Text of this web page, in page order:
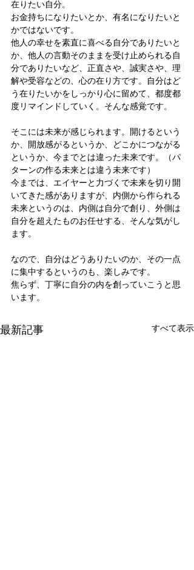
在りたい自分。
お金持ちになりたいとか、有名になりたいと
かではないです。
他人の幸せを素直に喜べる自分でありたいと
か、他人の言動そのままを受け止められる自
分でありたいなど、正直さや、誠実さや、理
解や受容などの、心の在り方です。自分はど
う在りたいかをしっかり心に留めて、都度都
度リマインドしていく。そんな感覚です。
そこには未来が感じられます。開けるという
か、開放感がるというか、どこかにつながる
というか、今までとは違った未来です。（パ
ターンの作る未来とは違う未来です）
今までは、エイヤーと力づくで未来を切り開
いてきた感がありますが、内側から作られる
未来というのは、内側は自分で創り、外側は
自分を超えたものお任せする、そんな気がし
ます。
なので、自分はどうありたいのか、その一点
に集中するというのも、楽しみです。
焦らず、丁寧に自分の内を創っていこうと思
います。
最新記事 すべて表示